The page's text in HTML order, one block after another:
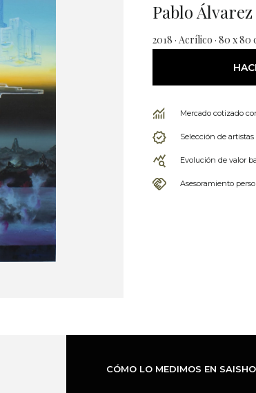
Pablo Álvarez
2018 · Acrílico · 80 x 80
Mercado cotizado
Selección de
Evolución de valor
Asesoramiento
CÓMO LO MEDIMOS EN SAISHO